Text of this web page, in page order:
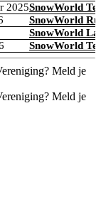
2025SnowWorld
SnowWorld
SnowWorld
SnowWorld
Meld je
Meld je